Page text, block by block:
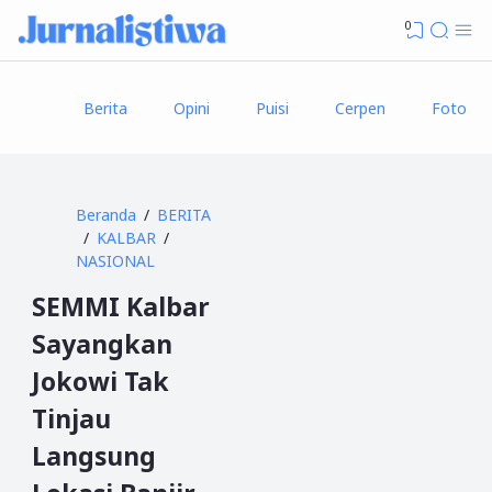
0
Berita Opini Puisi Cerpen Foto
Beranda
BERITA
KALBAR
NASIONAL
SEMMI Kalbar
Sayangkan
Jokowi Tak
Tinjau
Langsung